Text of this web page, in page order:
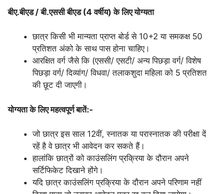
बीए.बीएड / बी.एससी बीएड (4 वर्षीय) के लिए योग्यता
छात्र किसी भी मान्यता प्राप्त बोर्ड से 10+2 या समकक्ष 50
प्रतिशत अंको के साथ पास होना चाहिए।
आरक्षित वर्ग जैसे कि (एससी/ एसटी/ अन्य पिछड़ा वर्ग/ विशेष
पिछड़ा वर्ग/ दिव्यांग/ विधवा/ तलाकशुदा महिला को 5 प्रतिशत
की छूट दी जाएगी।
योग्यता के लिए महत्वपूर्ण बातें:-
जो छात्र इस साल 12वीं, स्नातक या परास्नातक की परीक्षा दें
रहें है वे छात्र भी आवेदन कर सकते हैं।
हालांकि छात्रों को काउंसलिंग प्रक्रिया के दौरान अपने
सर्टिफिकेट दिखाने होंगे।
यदि छात्र काउंसलिंग प्रक्रिया के दौरान अपने परिणाम नहीं